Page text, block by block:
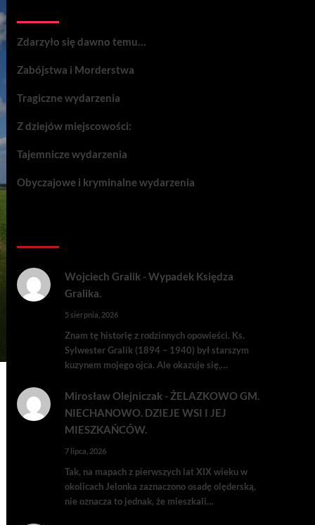
Zdarzyło się dawno temu…
Zabójstwa i Morderstwa
Tragiczne wydarzenia
Z dziejów miejscowości:
Tajemnicze wydarzenia
Obyczajowe i kryminalne wydarzenia
Wojciech Gralik-Wypadek Księdza
Gralika.
5 sierpnia, 2026
Znam tę historię z rodzinnych opowieści. Ks.
Sylwester Gralik (1894 – 1940) był starszym
kuzynem mojego ojca. Ale okazuje się,…
Mirosław Olejniczak- ŻELAZKOWO GM.
NIECHANOWO. DZIEJE WSI I JEJ
MIESZKAŃCÓW.
7 lipca, 2026
Tak, na mapach z pierwszych lat XIX wieku w
okolicach Jelonka zaznaczono osadę olęderską,
nie oznacza to jednak, że mieszkali…